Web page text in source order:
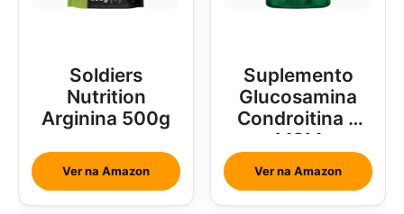
Soldiers
Nutrition
Arginina 500g
Ver na Amazon
Suplemento
Glucosamina
Condroitina e
MSM
Ver na Amazon